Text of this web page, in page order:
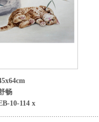
畅
10-114 x